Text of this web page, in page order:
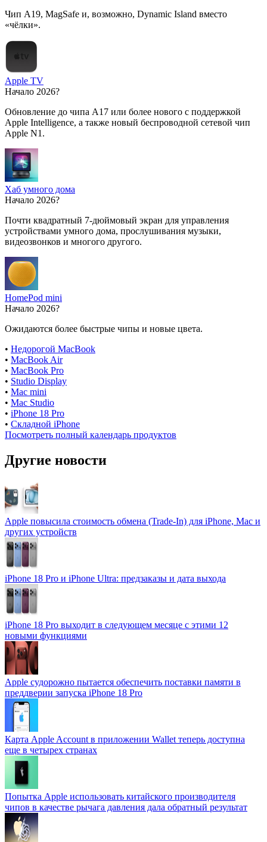
Чип A19, MagSafe и, возможно, Dynamic Island вместо
«чёлки».
Apple TV
Начало 2026?
Обновление до чипа A17 или более нового с поддержкой
Apple Intelligence, а также новый беспроводной сетевой чип
Apple N1.
Хаб умного дома
Начало 2026?
Почти квадратный 7-дюймовый экран для управления
устройствами умного дома, прослушивания музыки,
видеозвонков и многого другого.
HomePod mini
Начало 2026?
Ожидаются более быстрые чипы и новые цвета.
• Недорогой MacBook
• MacBook Air
• MacBook Pro
• Studio Display
• Mac mini
• Mac Studio
• iPhone 18 Pro
• Складной iPhone
Посмотреть полный календарь продуктов
Другие новости
Apple повысила стоимость обмена (Trade-In) для iPhone, Mac и
других устройств
iPhone 18 Pro и iPhone Ultra: предзаказы и дата выхода
iPhone 18 Pro выходит в следующем месяце с этими 12
новыми функциями
Apple судорожно пытается обеспечить поставки памяти в
преддверии запуска iPhone 18 Pro
Карта Apple Account в приложении Wallet теперь доступна
еще в четырех странах
Попытка Apple использовать китайского производителя
чипов в качестве рычага давления дала обратный результат